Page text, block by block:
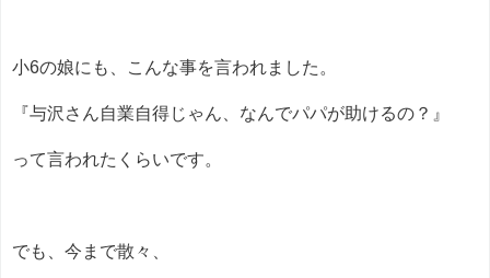
小6の娘にも、こんな事を言われました。
『与沢さん自業自得じゃん、なんでパパが助けるの？』
って言われたくらいです。
でも、今まで散々、